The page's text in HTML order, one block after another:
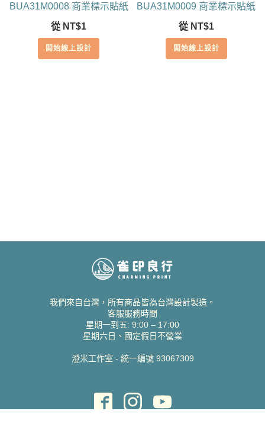
BUA31M0008 商業標示貼紙
從 NT$1
開始線上設計
BUA31M0009 商業標示貼紙
從 NT$1
開始線上設計
我們來自台灣，所有商品皆為台灣設計製造。
客服服務時間
星期一到五: 9:00 – 17:00
星期六日、國定假日不營業
澄米工作室 - 統一編號 93067309